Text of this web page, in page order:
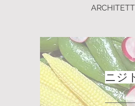
ニジ